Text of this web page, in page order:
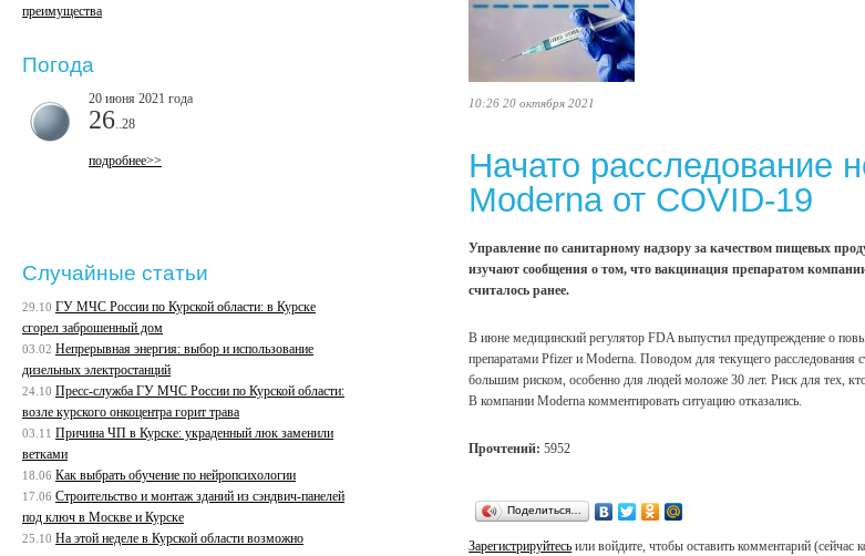
10:26 20 октября 2021
Начато расследование
Moderna от COVID-19
Управление по санитарному надзору за качеством пищевых
изучают сообщения о том, что вакцинация препаратом
считалось ранее.
В июне медицинский регулятор FDA выпустил предупреждение о
препаратами Pfizer и Moderna. Поводом для текущего расследования
большим риском, особенно для людей моложе 30 лет. Риск для тех,
В компании Moderna комментировать ситуацию отказались.
Прочтений: 5952
Поделиться…
Зарегистрируйтесь или войдите, чтобы оставить комментарий (сейчас
преимущества
Погода
20 июня 2021 года
26 ..28
подробнее>>
Случайные статьи
29.10 ГУ МЧС России по Курской области: в Курске
сгорел заброшенный дом
03.02 Непрерывная энергия: выбор и использование
дизельных электростанций
24.10 Пресс-служба ГУ МЧС России по Курской области:
возле курского онкоцентра горит трава
03.11 Причина ЧП в Курске: украденный люк заменили
ветками
18.06 Как выбрать обучение по нейропсихологии
17.06 Строительство и монтаж зданий из сэндвич-панелей
под ключ в Москве и Курске
25.10 На этой неделе в Курской области возможно